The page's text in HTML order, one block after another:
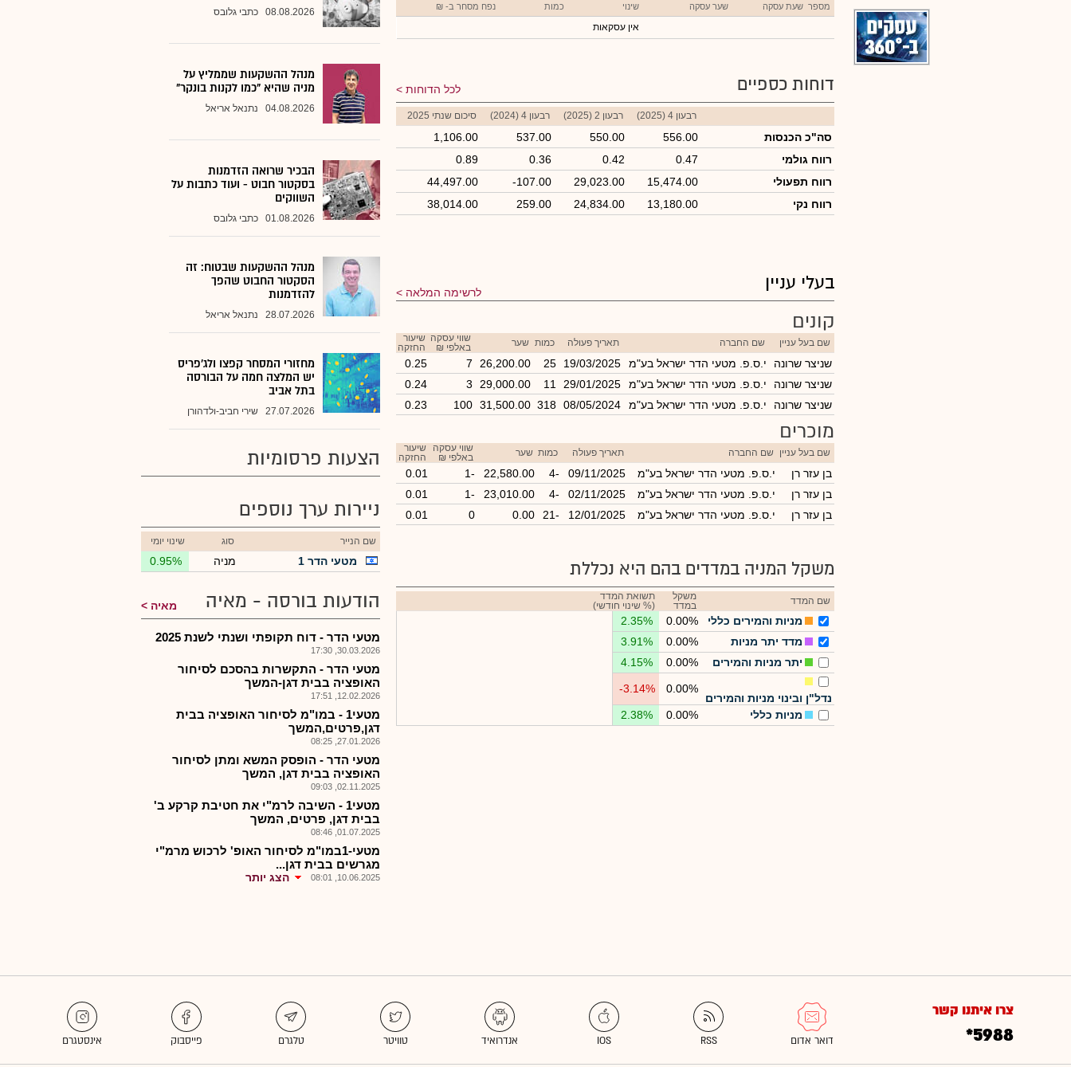
מספר שעת עסקה שער עסקה שינוי כמות נפח מסחר ב- ₪
אין עסקאות
דוחות כספיים לכל הדוחות
רבעון 4 (2025) רבעון 2 (2025) רבעון 4 (2024) סיכום שנתי 2025
סה"כ הכנסות 556.00
550.00
537.00
1,106.00
רווח גולמי
0.47
0.42
0.36
0.89
רווח תפעולי
15,474.00
29,023.00
-107.00
44,497.00
רווח נקי
13,180.00
24,834.00
259.00
38,014.00
בעלי עניין לרשימה המלאה
קונים
שם בעל עניין שם החברה תאריך פעולה כמות שער
שווי עסקה
באלפי ₪
שיעור
החזקה
שניצר שרונה י.ס.פ. מטעי הדר ישראל בע"מ 19/03/2025
25
26,200.00
7
0.25
שניצר שרונה
י.ס.פ. מטעי הדר ישראל בע"מ 29/01/2025
11
29,000.00
3
0.24
שניצר שרונה
י.ס.פ. מטעי הדר ישראל בע"מ 08/05/2024
318
31,500.00
100
0.23
מוכרים
שם בעל עניין שם החברה תאריך פעולה כמות שער
שווי עסקה
באלפי ₪
שיעור
החזקה
בן עזר רן י.ס.פ. מטעי הדר ישראל בע"מ 09/11/2025
-4
22,580.00
-1
0.01
בן עזר רן
י.ס.פ. מטעי הדר ישראל בע"מ 02/11/2025
-4
23,010.00
-1
0.01
בן עזר רן
י.ס.פ. מטעי הדר ישראל בע"מ 12/01/2025
-21
0.00
0
0.01
משקל המניה במדדים בהם היא נכללת
שם המדד
משקל
במדד
תשואת המדד
(% שינוי חודשי)
מניות והמירים כללי 0.00%
2.35%
מדד יתר מניות
0.00%
3.91%
יתר מניות והמירים
0.00%
4.15%
נדל"ן ובינוי מניות והמירים
0.00%
-3.14%
מניות כללי 0.00%
2.38%
08.08.2026 כתבי גלובס
מנהל ההשקעות שממליץ על
מניה שהיא "כמו לקנות בונקר"
04.08.2026 נתנאל אריאל
הבכיר שרואה הזדמנות
בסקטור חבוט - ועוד כתבות על
השווקים
01.08.2026 כתבי גלובס
מנהל ההשקעות שבטוח: זה
הסקטור החבוט שהפך
להזדמנות
28.07.2026 נתנאל אריאל
מחזורי המסחר קפצו ולג'פריס
יש המלצה חמה על הבורסה
בתל אביב
27.07.2026 שירי חביב-ולדהורן
הצעות פרסומיות
ניירות ערך נוספים
שם הנייר סוג שינוי יומי
מטעי הדר 1 מניה 0.95%
הודעות בורסה - מאיה מאיה
מטעי הדר - דוח תקופתי ושנתי לשנת 2025
30.03.2026, 17:30
מטעי הדר - התקשרות בהסכם לסיחור
האופציה בבית דגן-המשך
12.02.2026, 17:51
מטעי1 - במו"מ לסיחור האופציה בבית
דגן,פרטים,המשך
27.01.2026, 08:25
מטעי הדר - הופסק המשא ומתן לסיחור
האופציה בבית דגן, המשך
02.11.2025, 09:03
מטעי1 - השיבה לרמ"י את חטיבת קרקע ב'
בבית דגן, פרטים, המשך
01.07.2025, 08:46
מטעי-1במו"מ לסיחור האופ' לרכוש מרמ"י
מגרשים בבית דגן...
10.06.2025, 08:01 הצג יותר
צרו איתנו קשר
*5988